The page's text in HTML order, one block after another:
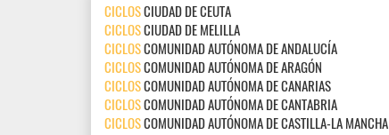
CICLOSCIUDAD DE CEUTA
CICLOSCIUDAD DE MELILLA
CICLOSCOMUNIDAD AUTÓNOMA DE ANDALUCÍA
CICLOSCOMUNIDAD AUTÓNOMA DE ARAGÓN
CICLOSCOMUNIDAD AUTÓNOMA DE CANARIAS
CICLOSCOMUNIDAD AUTÓNOMA DE CANTABRIA
CICLOSCOMUNIDAD AUTÓNOMA DE CASTILLA-LA MANCHA